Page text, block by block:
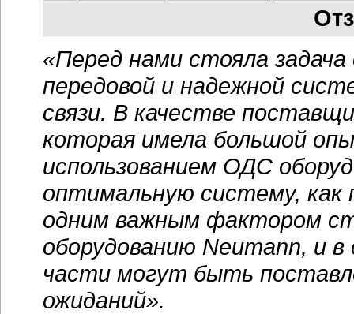
«Перед нами стояла
передовой и надежной
связи. В качестве
которая имела большой
использованием ОДС
оптимальную систему,
одним важным фактором
оборудованию Neumann, и
части могут быть
ожиданий».